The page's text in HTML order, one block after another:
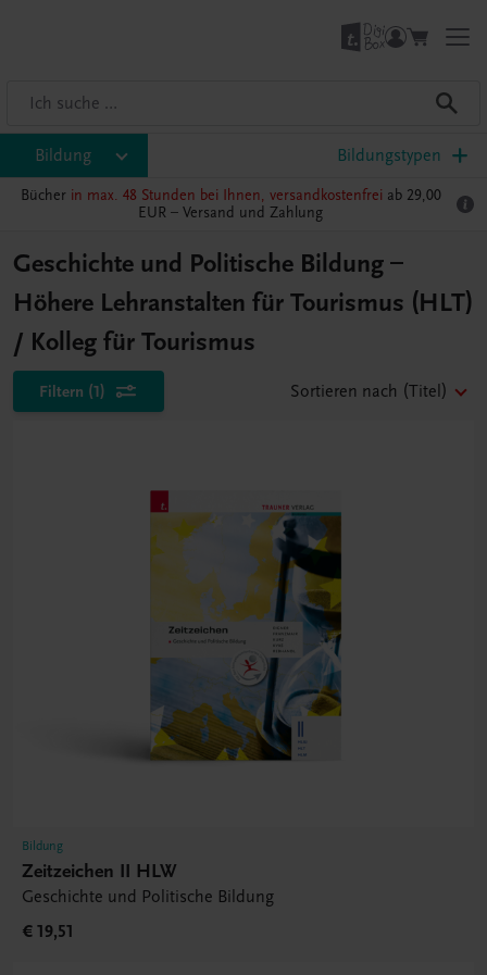
Bildung Bildungstypen
Bücher in max. 48 Stunden bei Ihnen, versandkostenfrei ab 29,00
EUR – Versand und Zahlung
Geschichte und Politische Bildung –
Höhere Lehranstalten für Tourismus (HLT)
/ Kolleg für Tourismus
Filtern (1) Sortieren nach (Titel)
Bildung
Zeitzeichen II HLW
Geschichte und Politische Bildung
€ 19,51